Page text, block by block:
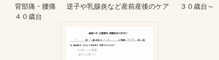
背部痛・腰痛 逆子や乳腺炎など産前産後のケア ３０歳台～
４０歳台